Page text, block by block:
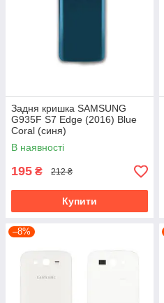
Задня кришка SAMSUNG
G935F S7 Edge (2016) Blue
Coral (синя)
В наявності
195 ₴ 212 ₴
Купити
–8%